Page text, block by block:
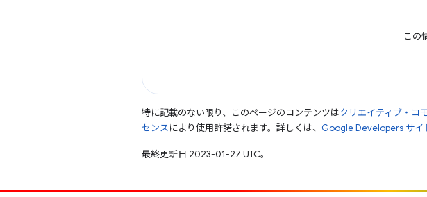
この
特に記載のない限り、このページのコンテンツはクリエイティブ・コ
センスにより使用許諾されます。詳しくは、 Google Developers サイ
最終更新日 2023-01-27 UTC。